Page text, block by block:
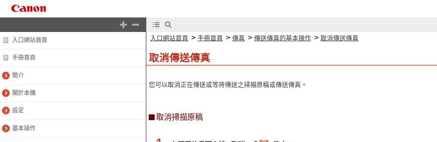
入口網站首頁
手冊首頁
簡介
關於本機
設定
基本操作
入口網站首頁 > 手冊首頁 > 傳真 > 傳送傳真的基本操作 > 取消傳送傳真
取消傳送傳真
您可以取消正在傳送或等待傳送之掃描原稿或傳送傳真。
取消掃描原稿